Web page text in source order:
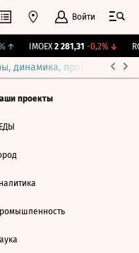
Войти
↑ IMOEX 2 281,31 -0,2%↓
динамика, прогнозы
проекты